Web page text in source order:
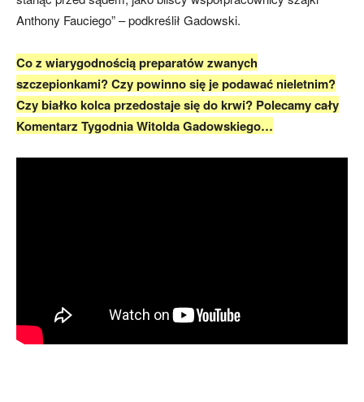
Anthony Fauciego” – podkreślił Gadowski.
Co z wiarygodnością preparatów zwanych
szczepionkami? Czy powinno się je podawać nieletnim?
Czy białko kolca przedostaje się do krwi? Polecamy cały
Komentarz Tygodnia Witolda Gadowskiego…